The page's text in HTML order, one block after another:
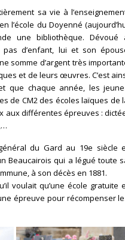
sa vie à
l’école du Doyenné
une bibliothèque. Dévoué
pas d’enfant, lui et son
somme d’argent très
et de leurs œuvres. C’est
que chaque année, les
de CM2 des écoles laïques de
aux différentes épreuves :
du Gard au 19e siècle
Beaucairois qui a légué toute
à son décès en 1881.
voulait qu’une école gratuite
épreuve pour récompenser